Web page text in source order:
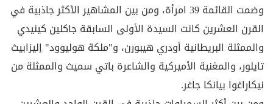
وضمت القائمة 39 امرأة، ومن بين المشاهير الأكثر جاذبية في
القرن العشرين كانت السيدة الأولى السابقة جاكلين كينيدي
والممثلة البريطانية أودري هيبورن، و"ملكة هوليوود" إليزابيث
تايلور، والمغنية الأميركية والشاعرة باتي سميث والممثلة من
نيكاراغوا بيانكا جاغر.